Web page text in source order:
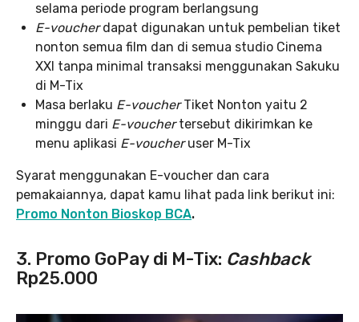
selama periode program berlangsung
E-voucherdapat digunakan untuk pembelian tiket
nonton semua film dan di semua studio Cinema
XXI tanpa minimal transaksi menggunakan Sakuku
di M-Tix
Masa berlaku E-voucherTiket Nonton yaitu 2
minggu dari E-vouchertersebut dikirimkan ke
menu aplikasi E-voucheruser M-Tix
Syarat menggunakan E-voucher dan cara
pemakaiannya, dapat kamu lihat pada link berikut ini:
Promo Nonton Bioskop BCA.
3. Promo GoPay di M-Tix: Cashback
Rp25.000